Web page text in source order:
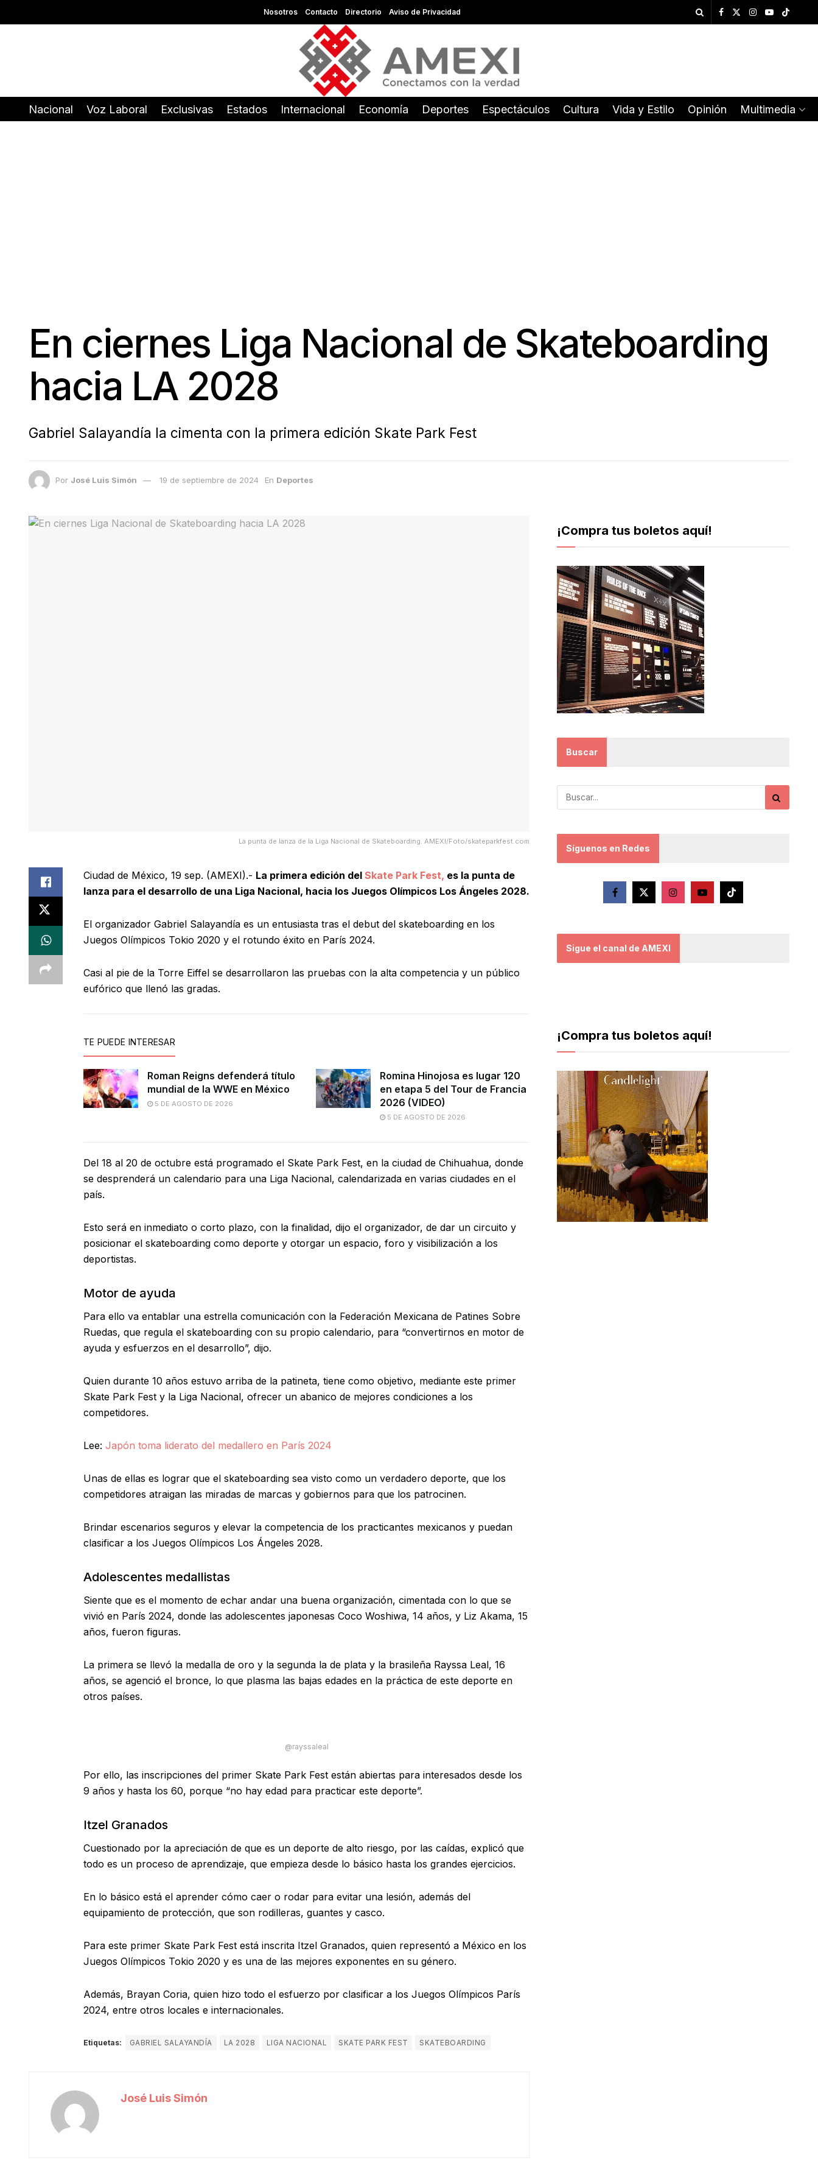
Nosotros Contacto Directorio Aviso de Privacidad
Nacional Voz Laboral Exclusivas Estados Internacional Economía Deportes Espectáculos Cultura Vida y Estilo Opinión Multimedia
En ciernes Liga Nacional de Skateboarding
hacia LA 2028
Gabriel Salayandía la cimenta con la primera edición Skate Park Fest
Por José Luis Simón 19 de septiembre de 2024 En Deportes
La punta de lanza de la Liga Nacional de Skateboarding. AMEXI/Foto/skateparkfest.com
Ciudad de México, 19 sep. (AMEXI).- La primera edición del Skate Park Fest, es la punta de
lanza para el desarrollo de una Liga Nacional, hacia los Juegos Olímpicos Los Ángeles 2028.
El organizador Gabriel Salayandía es un entusiasta tras el debut del skateboarding en los
Juegos Olímpicos Tokio 2020 y el rotundo éxito en París 2024.
Casi al pie de la Torre Eiffel se desarrollaron las pruebas con la alta competencia y un público
eufórico que llenó las gradas.
TE PUEDE INTERESAR
Roman Reigns defenderá título
mundial de la WWE en México
5 DE AGOSTO DE 2026
Romina Hinojosa es lugar 120
en etapa 5 del Tour de Francia
2026 (VIDEO)
5 DE AGOSTO DE 2026
Del 18 al 20 de octubre está programado el Skate Park Fest, en la ciudad de Chihuahua, donde
se desprenderá un calendario para una Liga Nacional, calendarizada en varias ciudades en el
país.
Esto será en inmediato o corto plazo, con la finalidad, dijo el organizador, de dar un circuito y
posicionar el skateboarding como deporte y otorgar un espacio, foro y visibilización a los
deportistas.
Motor de ayuda
Para ello va entablar una estrella comunicación con la Federación Mexicana de Patines Sobre
Ruedas, que regula el skateboarding con su propio calendario, para “convertirnos en motor de
ayuda y esfuerzos en el desarrollo”, dijo.
Quien durante 10 años estuvo arriba de la patineta, tiene como objetivo, mediante este primer
Skate Park Fest y la Liga Nacional, ofrecer un abanico de mejores condiciones a los
competidores.
Lee: Japón toma liderato del medallero en París 2024
Unas de ellas es lograr que el skateboarding sea visto como un verdadero deporte, que los
competidores atraigan las miradas de marcas y gobiernos para que los patrocinen.
Brindar escenarios seguros y elevar la competencia de los practicantes mexicanos y puedan
clasificar a los Juegos Olímpicos Los Ángeles 2028.
Adolescentes medallistas
Siente que es el momento de echar andar una buena organización, cimentada con lo que se
vivió en París 2024, donde las adolescentes japonesas Coco Woshiwa, 14 años, y Liz Akama, 15
años, fueron figuras.
La primera se llevó la medalla de oro y la segunda la de plata y la brasileña Rayssa Leal, 16
años, se agenció el bronce, lo que plasma las bajas edades en la práctica de este deporte en
otros países.
@rayssaleal
Por ello, las inscripciones del primer Skate Park Fest están abiertas para interesados desde los
9 años y hasta los 60, porque “no hay edad para practicar este deporte”.
Itzel Granados
Cuestionado por la apreciación de que es un deporte de alto riesgo, por las caídas, explicó que
todo es un proceso de aprendizaje, que empieza desde lo básico hasta los grandes ejercicios.
En lo básico está el aprender cómo caer o rodar para evitar una lesión, además del
equipamiento de protección, que son rodilleras, guantes y casco.
Para este primer Skate Park Fest está inscrita Itzel Granados, quien representó a México en los
Juegos Olímpicos Tokio 2020 y es una de las mejores exponentes en su género.
Además, Brayan Coria, quien hizo todo el esfuerzo por clasificar a los Juegos Olímpicos París
2024, entre otros locales e internacionales.
Etiquetas: GABRIEL SALAYANDÍA LA 2028 LIGA NACIONAL SKATE PARK FEST SKATEBOARDING
José Luis Simón
¡Compra tus boletos aquí!
Buscar
Síguenos en Redes
Sigue el canal de AMEXI
¡Compra tus boletos aquí!